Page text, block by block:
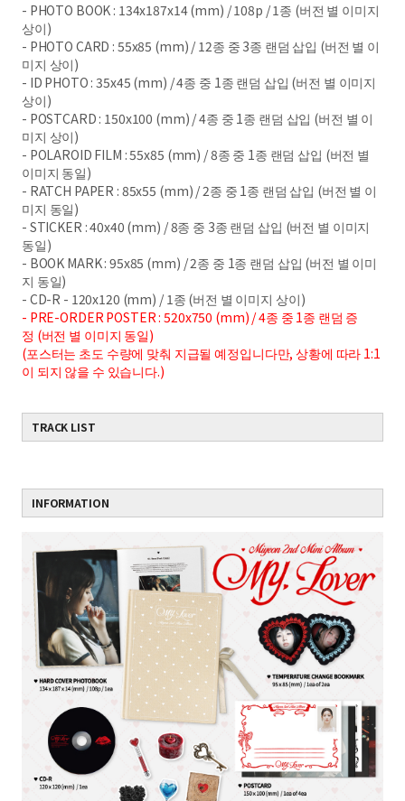
- PHOTO BOOK : 134x187x14 (mm) / 108p / 1종 (버전 별 이미지
상이)
- PHOTO CARD : 55x85 (mm) / 12종 중 3종 랜덤 삽입 (버전 별 이
미지 상이)
- ID PHOTO : 35x45 (mm) / 4종 중 1종 랜덤 삽입 (버전 별 이미지
상이)
- POSTCARD : 150x100 (mm) / 4종 중 1종 랜덤 삽입 (버전 별 이
미지 상이)
- POLAROID FILM : 55x85 (mm) / 8종 중 1종 랜덤 삽입 (버전 별
이미지 동일)
- RATCH PAPER : 85x55 (mm) / 2종 중 1종 랜덤 삽입 (버전 별 이
미지 동일)
- STICKER : 40x40 (mm) / 8종 중 3종 랜덤 삽입 (버전 별 이미지
동일)
- BOOK MARK : 95x85 (mm) / 2종 중 1종 랜덤 삽입 (버전 별 이미
지 동일)
- CD-R - 120x120 (mm) / 1종 (버전 별 이미지 상이)
- PRE-ORDER POSTER : 520x750 (mm) / 4종 중 1종 랜덤 증
정 (버전 별 이미지 동일)
(포스터는 초도 수량에 맞춰 지급될 예정입니다만,상황에 따라 1:1
이 되지 않을 수 있습니다.)
TRACK LIST
INFORMATION